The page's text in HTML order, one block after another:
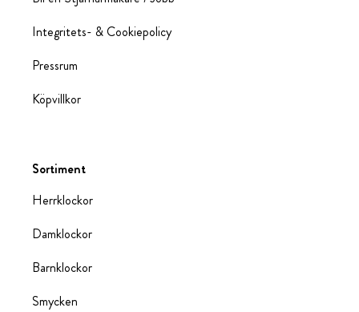
Integritets- & Cookiepolicy
Pressrum
Köpvillkor
Sortiment
Herrklockor
Damklockor
Barnklockor
Smycken